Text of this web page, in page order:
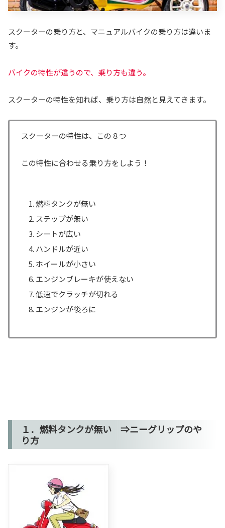
スクーターの乗り方と、マニュアルバイクの乗り方は違いま
す。
バイクの特性が違うので、乗り方も違う。
スクーターの特性を知れば、乗り方は自然と見えてきます。
スクーターの特性は、この８つ
この特性に合わせる乗り方をしよう！
燃料タンクが無い
ステップが無い
シートが広い
ハンドルが近い
ホイールが小さい
エンジンブレーキが使えない
低速でクラッチが切れる
エンジンが後ろに
１．燃料タンクが無い ⇒ニーグリップのや
り方